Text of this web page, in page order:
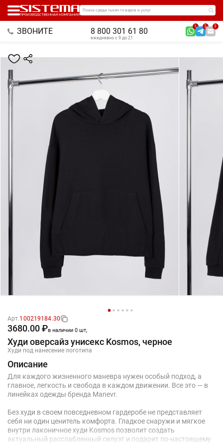
Поиск среди тысяч товаров и услуг
ЗВОНИТЕ 8 800 301 61 80
1 2 3
ежедневно с 9 до 21
Арт.100219184.30
3680.00 ₽в наличии 0 шт,
Худи оверсайз унисекс Kosmos, черное
Худи под нанесение логотипа
Описание
Для каждого жизненного маневра нужен особый подход, а
главное, легкость и свобода в каждом движении. Все это — в
линейках одежды бренда Manevr.
Без худи в своем повседневном гардеробе не представляет
себя ни один ценитель комфорта. Гладкое снаружи и мягкое
внутри лаконичное худи Kosmos позволит создать
актуальный расслабленный силуэт и подарит по-настоящему